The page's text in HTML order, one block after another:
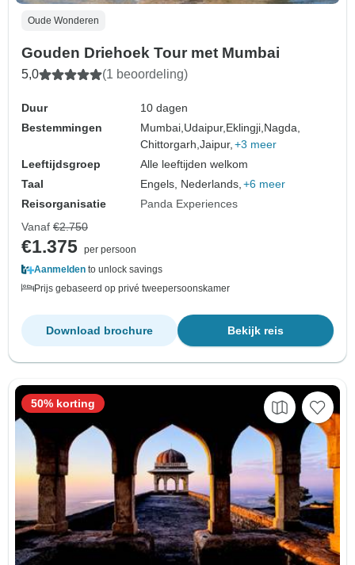
Oude Wonderen
Gouden Driehoek Tour met Mumbai
5,0 (1 beoordeling)
Duur
10 dagen
Bestemmingen
Mumbai,Udaipur,Eklingji,Nagda,
Chittorgarh,Jaipur, +3 meer
Leeftijdsgroep
Alle leeftijden welkom
Taal
Engels, Nederlands, +6 meer
Reisorganisatie
Panda Experiences
Vanaf €2.750
€1.375 per persoon
Aanmelden to unlock savings
Prijs gebaseerd op privé tweepersoonskamer
Bekijk reis
Download brochure
50% korting